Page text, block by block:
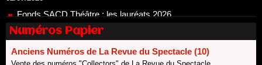
Dispositif ARTCENA Écrire pour le cirque, les lauréats 2026 !
20/06/2026
Le palmarès des prix SACD 2026
18/06/2026
Numéros Papier
Anciens Numéros de La Revue du Spectacle (10)